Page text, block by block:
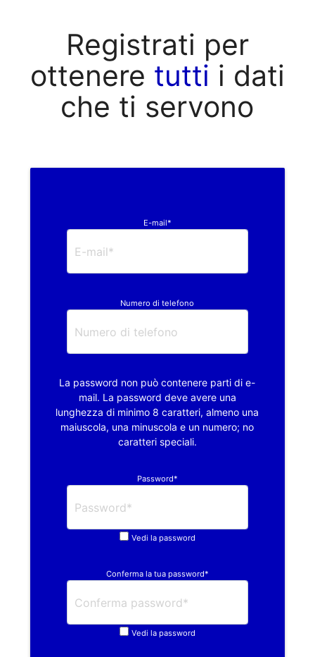
Registrati per
ottenere tutti i dati
che ti servono
E-mail*
Numero di telefono
La password non può contenere parti di e-
mail. La password deve avere una
lunghezza di minimo 8 caratteri, almeno una
maiuscola, una minuscola e un numero; no
caratteri speciali.
Password*
Vedi la password
Conferma la tua password*
Vedi la password